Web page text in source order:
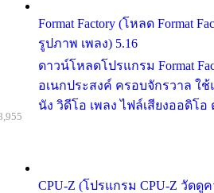
Format Factory (โหลด Format
รูปภาพ เพลง) 5.16
ดาวน์โหลดโปรแกรม Format
อเนกประสงค์ ครอบจักรวาล ใ
นัง วิดีโอ เพลง ไฟล์เสียงออดิโอ
CPU-Z (โปรแกรม CPU-Z วัดดู